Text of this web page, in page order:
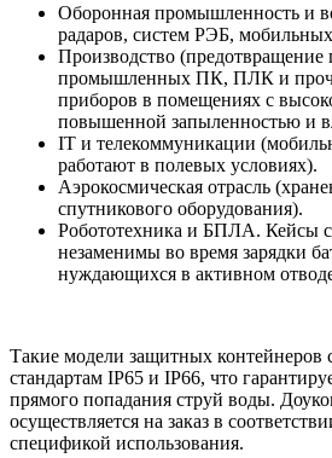
Оборонная промышленность и
радаров, систем РЭБ,
Производство (предотвращение
промышленных ПК, ПЛК и
приборов в помещениях с
повышенной запыленностью и
IT и телекоммуникации
работают в полевых условиях).
Аэрокосмическая отрасль
спутникового оборудования).
Робототехника и БПЛА. Кейсы
незаменимы во время зарядки
нуждающихся в активном
Такие модели защитных контейнеров
стандартам IP65 и IP66, что
прямого попадания струй воды.
осуществляется на заказ в
спецификой использования.